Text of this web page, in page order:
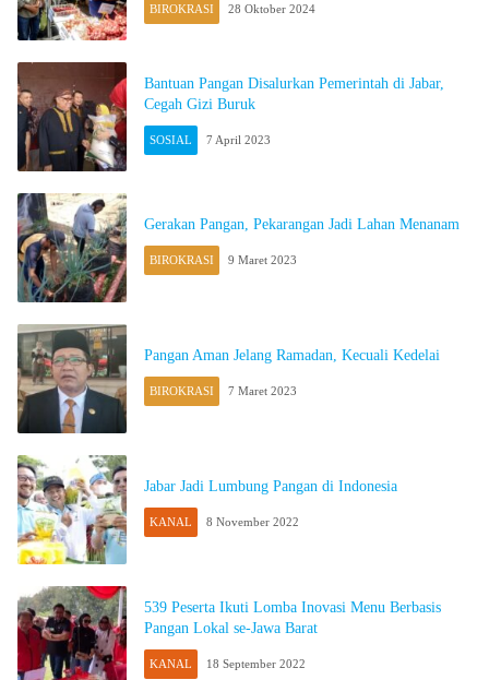
BIROKRASI 28 Oktober 2024
Bantuan Pangan Disalurkan Pemerintah di Jabar,
Cegah Gizi Buruk
SOSIAL 7 April 2023
Gerakan Pangan, Pekarangan Jadi Lahan Menanam
BIROKRASI 9 Maret 2023
Pangan Aman Jelang Ramadan, Kecuali Kedelai
BIROKRASI 7 Maret 2023
Jabar Jadi Lumbung Pangan di Indonesia
KANAL 8 November 2022
539 Peserta Ikuti Lomba Inovasi Menu Berbasis
Pangan Lokal se-Jawa Barat
KANAL 18 September 2022